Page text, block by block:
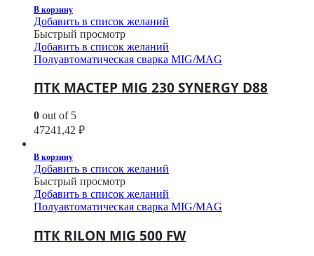
В корзину
Добавить в список желаний
Быстрый просмотр
Добавить в список желаний
Полуавтоматическая сварка MIG/MAG
ПТК МАСТЕР MIG 230 SYNERGY D88
0 out of 5
47241,42 ₽
В корзину
Добавить в список желаний
Быстрый просмотр
Добавить в список желаний
Полуавтоматическая сварка MIG/MAG
ПТК RILON MIG 500 FW